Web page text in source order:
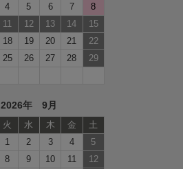
4 5 6 7
8
11 12 13 14
15
18 19 20 21
22
25 26 27 28
29
2026年 9月
火 水 木 金
土
1
2 3 4
5
8 9 10 11
12